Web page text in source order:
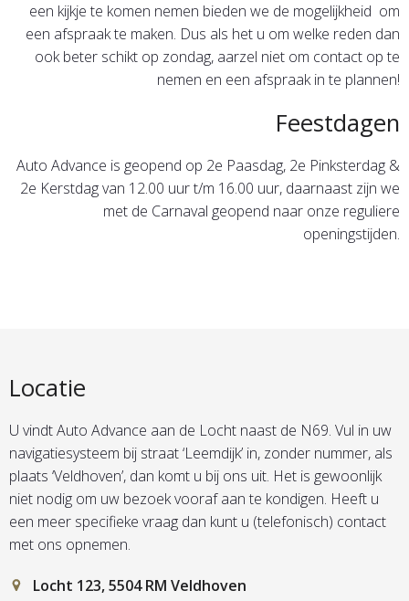
een kijkje te komen nemen bieden we de mogelijkheid om
een afspraak te maken. Dus als het u om welke reden dan
ook beter schikt op zondag, aarzel niet om contact op te
nemen en een afspraak in te plannen!
Feestdagen
Auto Advance is geopend op 2e Paasdag, 2e Pinksterdag &
2e Kerstdag van 12.00 uur t/m 16.00 uur, daarnaast zijn we
met de Carnaval geopend naar onze reguliere
openingstijden.
Locatie
U vindt Auto Advance aan de Locht naast de N69. Vul in uw
navigatiesysteem bij straat ‘Leemdijk’ in, zonder nummer, als
plaats ‘Veldhoven’, dan komt u bij ons uit. Het is gewoonlijk
niet nodig om uw bezoek vooraf aan te kondigen. Heeft u
een meer specifieke vraag dan kunt u (telefonisch) contact
met ons opnemen.
Locht 123, 5504 RM Veldhoven